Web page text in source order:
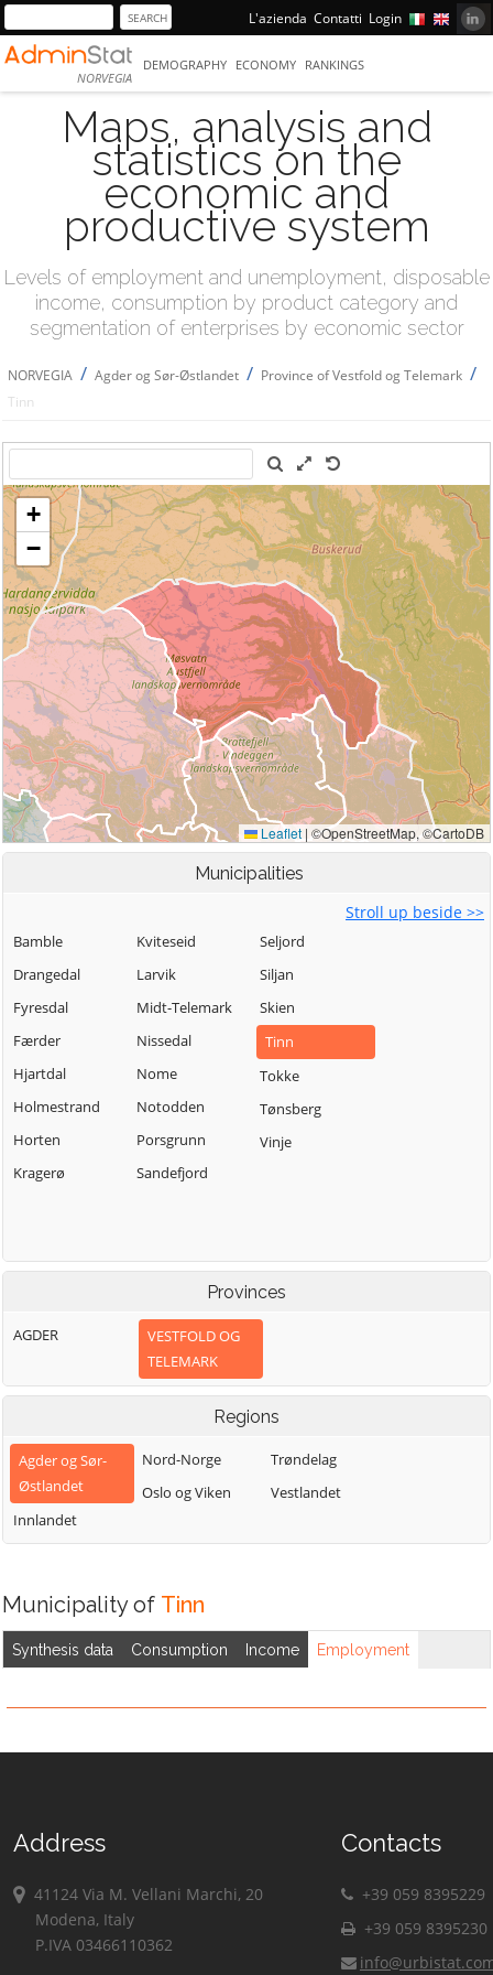
L'azienda Contatti Login
NORVEGIA
DEMOGRAPHY ECONOMY RANKINGS
Maps, analysis and
statistics on the
economic and
productive system
Levels of employment and unemployment, disposable
income, consumption by product category and
segmentation of enterprises by economic sector
NORVEGIA / Agder og Sør-Østlandet / Province of Vestfold og Telemark /
Tinn
Municipalities
Stroll up beside >>
Bamble
Drangedal
Fyresdal
Færder
Hjartdal
Holmestrand
Horten
Kragerø
Kviteseid
Larvik
Midt-Telemark
Nissedal
Nome
Notodden
Porsgrunn
Sandefjord
Seljord
Siljan
Skien
Tinn
Tokke
Tønsberg
Vinje
Provinces
AGDER
VESTFOLD OG
TELEMARK
Regions
Agder og Sør-
Østlandet
Innlandet
Nord-Norge
Oslo og Viken
Trøndelag
Vestlandet
Municipality of Tinn
Synthesis data Consumption Income Employment
Address
41124 Via M. Vellani Marchi, 20
Modena, Italy
P.IVA 03466110362
Contacts
+39 059 8395229
+39 059 8395230